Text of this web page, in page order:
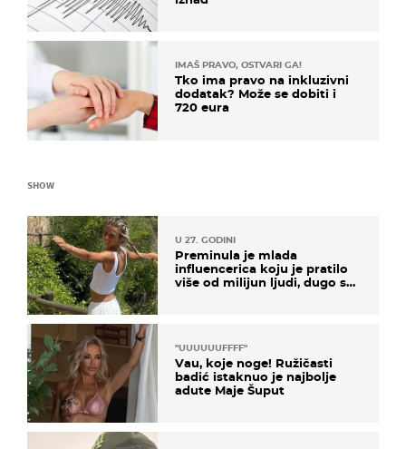
IMAŠ PRAVO, OSTVARI GA!
Tko ima pravo na inkluzivni
dodatak? Može se dobiti i
720 eura
SHOW
U 27. GODINI
Preminula je mlada
influencerica koju je pratilo
više od milijun ljudi, dugo se
"UUUUUUFFFF"
Vau, koje noge! Ružičasti
badić istaknuo je najbolje
adute Maje Šuput